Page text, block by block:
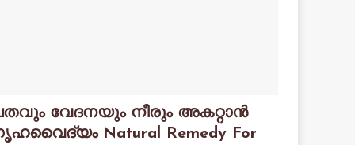
വേദനയും നീരും അകറ്റാൻ
Natural Remedy For